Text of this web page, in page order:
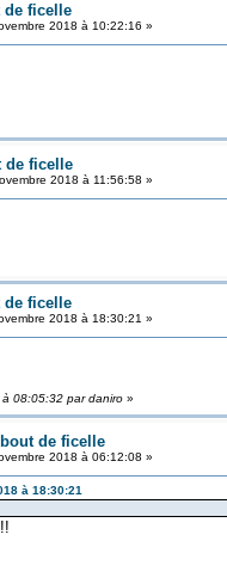
de ficelle
2018 à 10:22:16 »
de ficelle
2018 à 11:56:58 »
de ficelle
2018 à 18:30:21 »
08:05:32 par daniro»
de ficelle
2018 à 06:12:08 »
à 18:30:21